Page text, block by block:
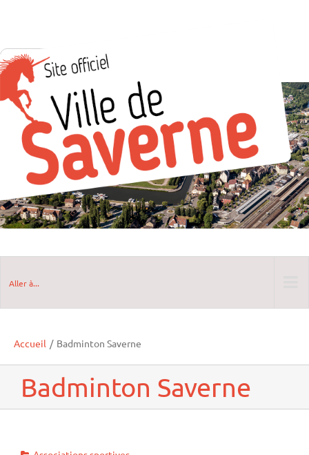
Aller à...
Accueil / Badminton Saverne
Badminton Saverne